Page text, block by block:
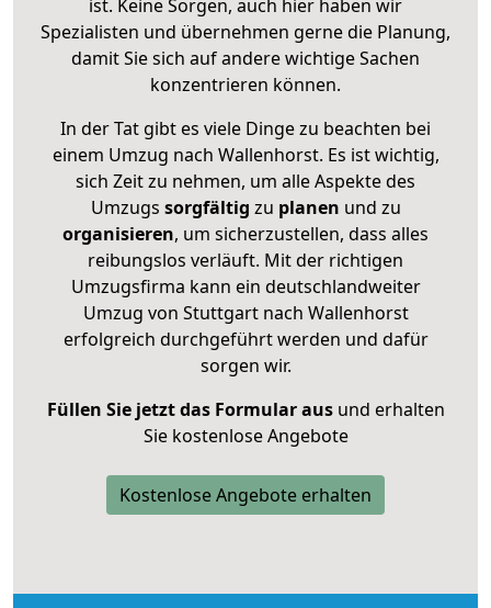
ist. Keine Sorgen, auch hier haben wir
Spezialisten und übernehmen gerne die Planung,
damit Sie sich auf andere wichtige Sachen
konzentrieren können.
In der Tat gibt es viele Dinge zu beachten bei
einem Umzug nach Wallenhorst. Es ist wichtig,
sich Zeit zu nehmen, um alle Aspekte des
Umzugs sorgfältig zu planen und zu
organisieren, um sicherzustellen, dass alles
reibungslos verläuft. Mit der richtigen
Umzugsfirma kann ein deutschlandweiter
Umzug von Stuttgart nach Wallenhorst
erfolgreich durchgeführt werden und dafür
sorgen wir.
Füllen Sie jetzt das Formular ausund erhalten
Sie kostenlose Angebote
Kostenlose Angebote erhalten